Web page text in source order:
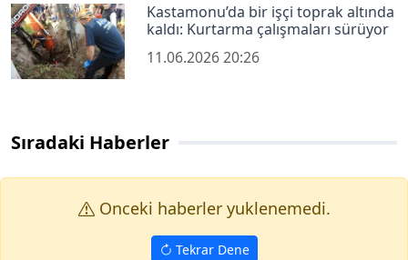
Kastamonu’da bir işçi toprak altında
kaldı: Kurtarma çalışmaları sürüyor
11.06.2026 20:26
Sıradaki Haberler
Onceki haberler yuklenemedi.
Tekrar Dene